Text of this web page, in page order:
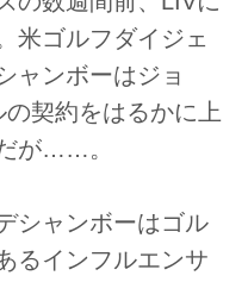
米ゴルフダイジェ
ャンボーはジョ
契約をはるかに上
が……。
シャンボーはゴル
るインフルエンサ